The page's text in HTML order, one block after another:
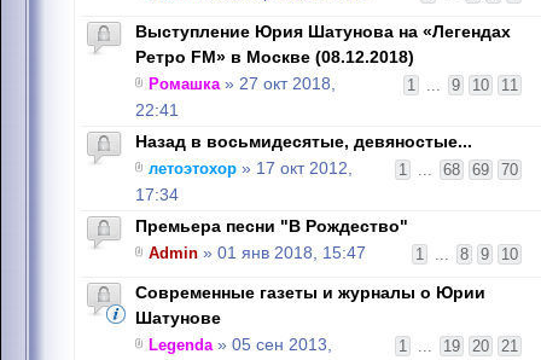
Выступление Юрия Шатунова на «Легендах
Ретро FM» в Москве (08.12.2018)
1 ... 9 10 11
Ромашка» 27 окт 2018,
22:41
Назад в восьмидесятые, девяностые...
1 ... 68 69 70
летоэтохор » 17 окт 2012,
17:34
Премьера песни "В Рождество"
1 ... 8 9 10
Admin » 01 янв 2018, 15:47
Современные газеты и журналы о Юрии
Шатунове
1 ... 19 20 21
Legenda» 05 сен 2013,